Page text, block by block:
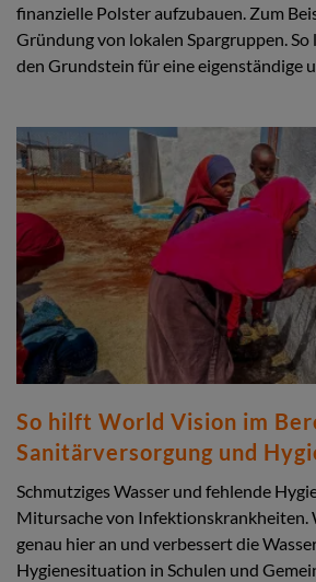
finanzielle Polster aufzubauen. Zum
Gründung von lokalen Spargruppen. So
den Grundstein für eine eigenständige
So hilft World Vision im
Sanitärversorgung und
Schmutziges Wasser und fehlende
Mitursache von Infektionskrankheiten.
genau hier an und verbessert die
Hygienesituation in Schulen und